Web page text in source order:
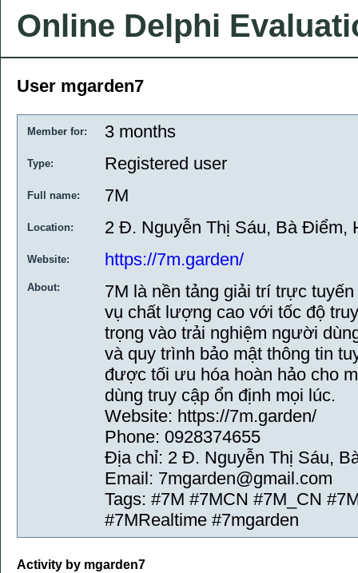
Online Delphi
User mgarden7
Member for: 3 months
Type: Registered user
Full name: 7M
Location: 2 Đ. Nguyễn Thị Sáu, Bà Điểm,
Website: https://7m.garden/
About:
7M là nền tảng giải trí trực
vụ chất lượng cao với tốc độ
trọng vào trải nghiệm người
và quy trình bảo mật thông tin
được tối ưu hóa hoàn hảo cho
dùng truy cập ổn định mọi lúc.
Website: https://7m.garden/
Phone: 0928374655
Địa chỉ: 2 Đ. Nguyễn Thị Sáu,
Email: 7mgarden@gmail.com
Tags: #7M #7MCN #7M_CN
#7MRealtime #7mgarden
Activity by mgarden7